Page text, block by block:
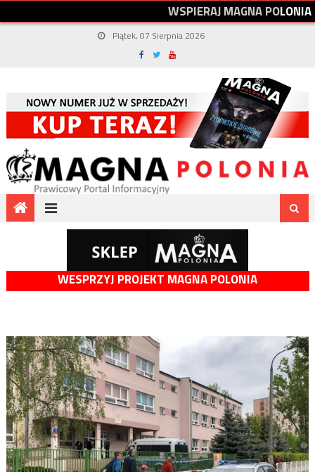
WSPIERAJMAGNAPOLONIA
Piątek, 07 Sierpnia 2026
WESPRZYJ PROJEKT MAGNA POLONIA